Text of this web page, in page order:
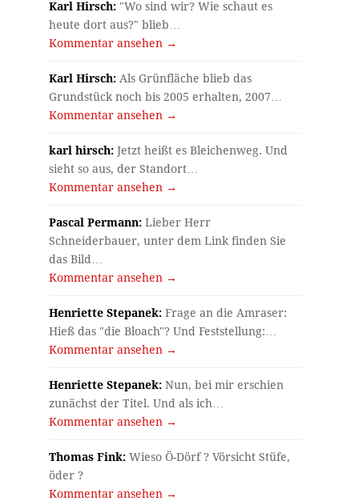
Karl Hirsch: "Wo sind wir? Wie schaut es
heute dort aus?" blieb…
Kommentar ansehen →
Karl Hirsch: Als Grünfläche blieb das
Grundstück noch bis 2005 erhalten, 2007…
Kommentar ansehen →
karl hirsch: Jetzt heißt es Bleichenweg. Und
sieht so aus, der Standort…
Kommentar ansehen →
Pascal Permann: Lieber Herr
Schneiderbauer, unter dem Link finden Sie
das Bild…
Kommentar ansehen →
Henriette Stepanek: Frage an die Amraser:
Hieß das "die Bloach"? Und Feststellung:…
Kommentar ansehen →
Henriette Stepanek: Nun, bei mir erschien
zunächst der Titel. Und als ich…
Kommentar ansehen →
Thomas Fink: Wieso Ö-Dörf ? Vörsicht Stüfe,
öder ?
Kommentar ansehen →